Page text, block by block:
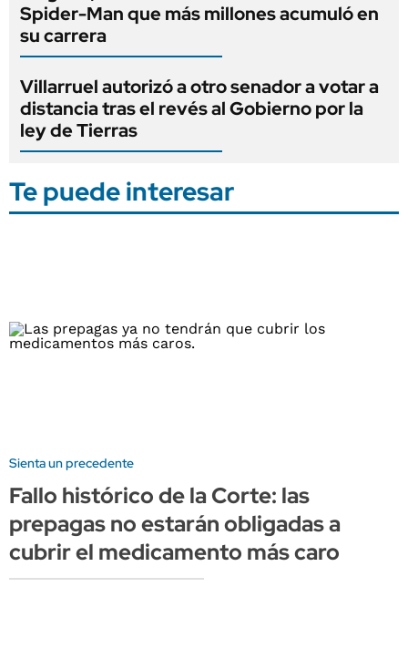
Spider-Man que más millones acumuló en
su carrera
Villarruel autorizó a otro senador a votar a
distancia tras el revés al Gobierno por la
ley de Tierras
Te puede interesar
Sienta un precedente
Fallo histórico de la Corte: las
prepagas no estarán obligadas a
cubrir el medicamento más caro